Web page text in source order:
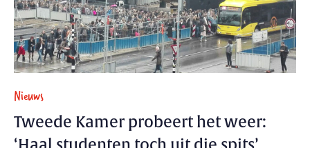
Nieuws
Tweede Kamer probeert het weer: